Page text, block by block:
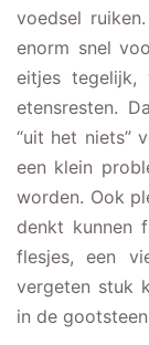
voedsel
enorm snel
eitjes
etensresten.
“uit het niets”
een klein
worden. Ook
denkt kunnen
flesjes, een
vergeten stuk
in de